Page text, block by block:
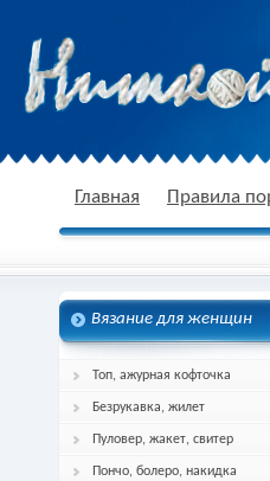
спицами, схема и описание
Главная Правила
Вязание для женщин
Топ, ажурная кофточка
Безрукавка, жилет
Пуловер, жакет, свитер
Пончо, болеро, накидка